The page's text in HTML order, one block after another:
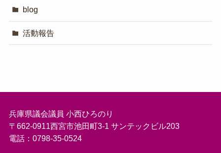
blog
活動報告
兵庫県議会議員 小西ひろのり
〒662-0911西宮市池田町3-1 サンテックビル203
電話：0798-35-0524